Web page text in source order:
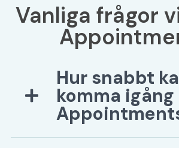
Vanliga frågor
Hur snabbt
komma igång